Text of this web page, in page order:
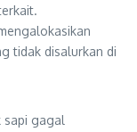
tidak disalurkan di
sapi gagal